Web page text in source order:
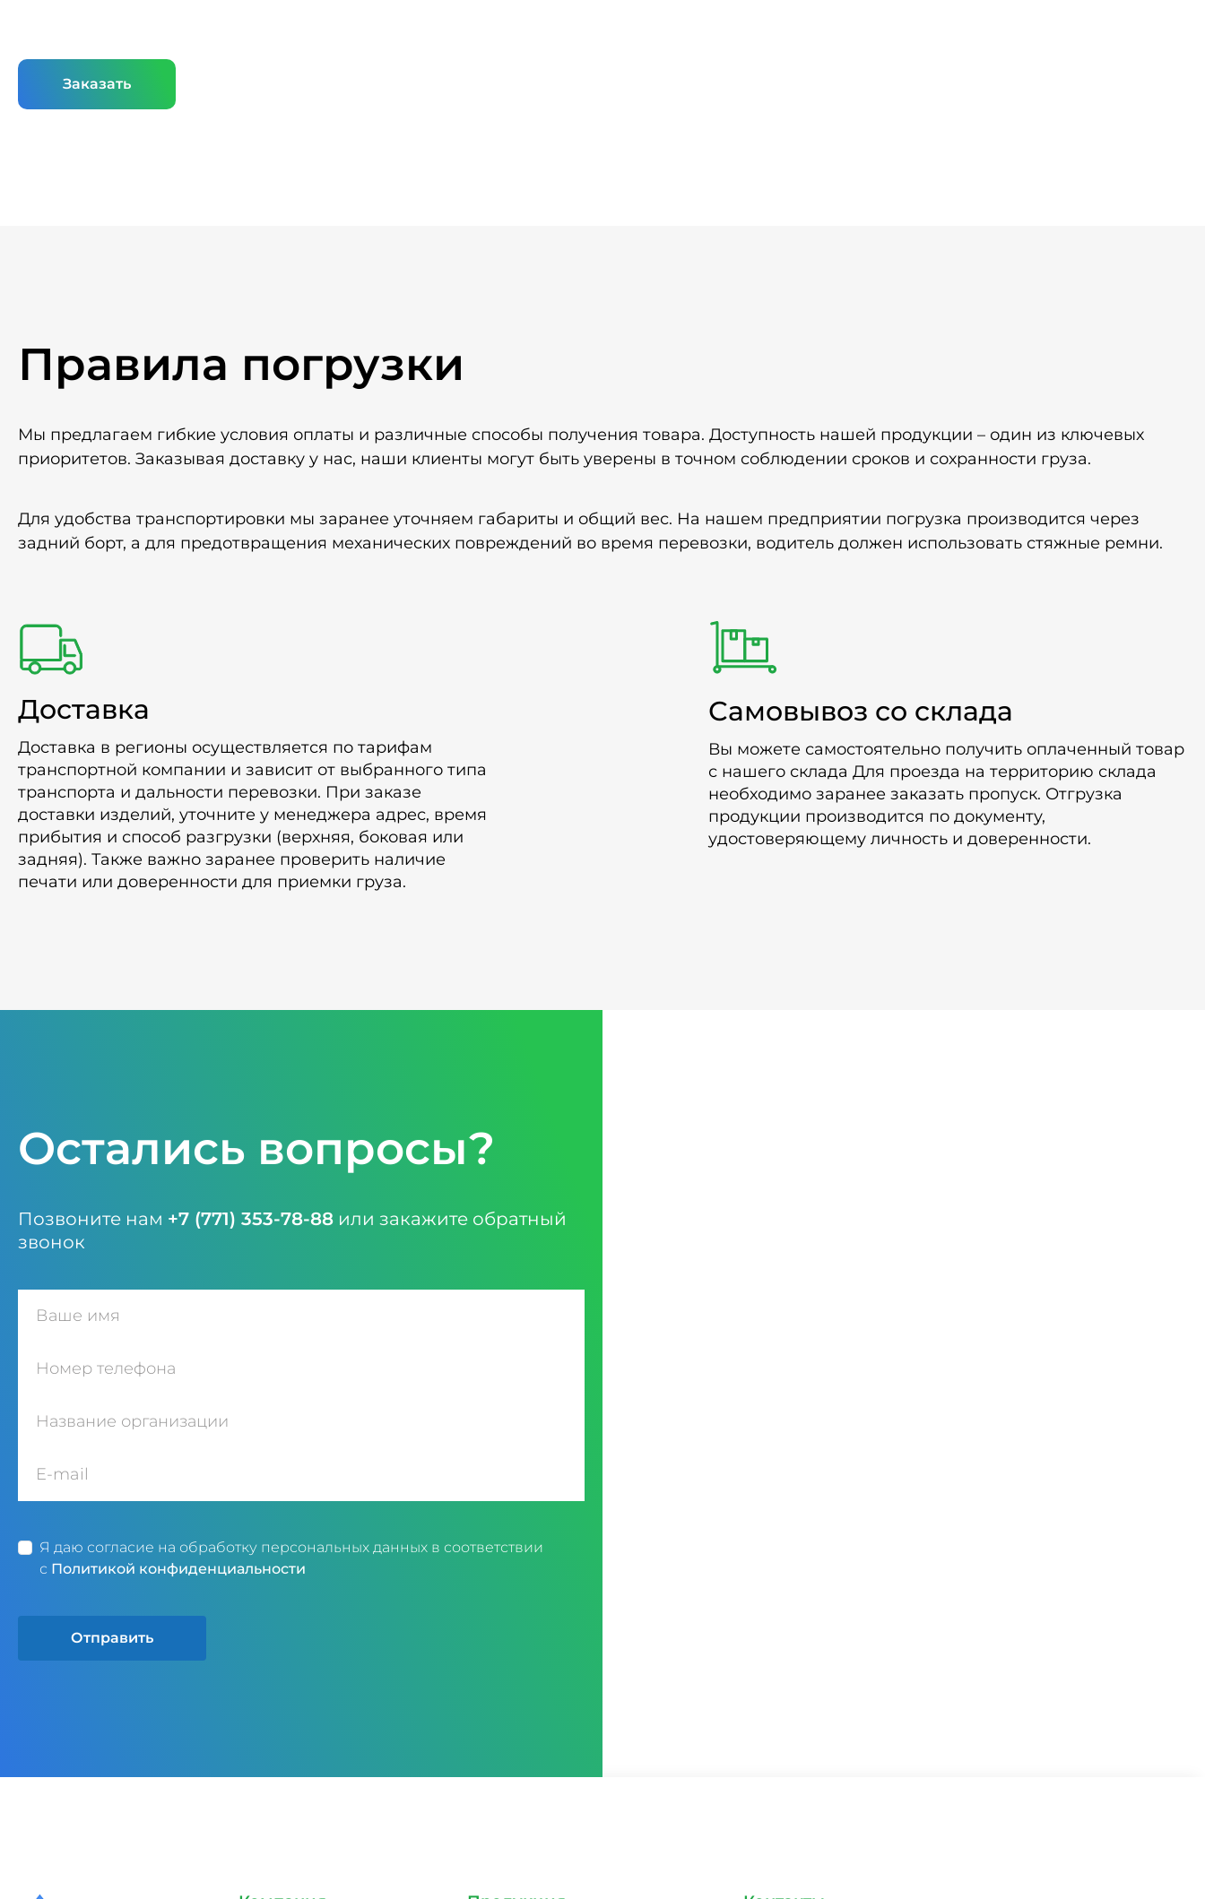
Заказать
Правила погрузки
Мы предлагаем гибкие условия оплаты и различные способы получения товара. Доступность нашей продукции – один из ключевых
приоритетов. Заказывая доставку у нас, наши клиенты могут быть уверены в точном соблюдении сроков и сохранности груза.
Для удобства транспортировки мы заранее уточняем габариты и общий вес. На нашем предприятии погрузка производится через
задний борт, а для предотвращения механических повреждений во время перевозки, водитель должен использовать стяжные ремни.
Доставка
Доставка в регионы осуществляется по тарифам
транспортной компании и зависит от выбранного типа
транспорта и дальности перевозки. При заказе
доставки изделий, уточните у менеджера адрес, время
прибытия и способ разгрузки (верхняя, боковая или
задняя). Также важно заранее проверить наличие
печати или доверенности для приемки груза.
Самовывоз со склада
Вы можете самостоятельно получить оплаченный товар
с нашего склада Для проезда на территорию склада
необходимо заранее заказать пропуск. Отгрузка
продукции производится по документу,
удостоверяющему личность и доверенности.
Остались вопросы?
Позвоните нам +7 (771) 353-78-88 или закажите обратный
звонок
Я даю согласие на обработку персональных данных в соответствии
с Политикой конфиденциальности
Отправить